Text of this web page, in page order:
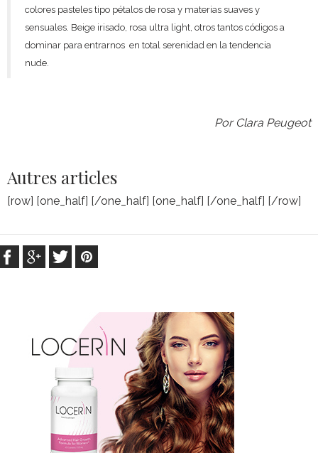
colores pasteles tipo pétalos de rosa y materias suaves y
sensuales. Beige irisado, rosa ultra light, otros tantos códigos a
dominar para entrarnos en total serenidad en la tendencia
nude.
Por Clara Peugeot
Autres articles
[row] [one_half] [/one_half] [one_half] [/one_half] [/row]